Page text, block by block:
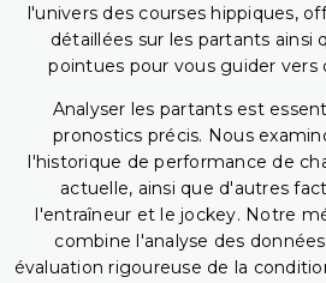
l'univers des courses hippiques,
détaillées sur les partants ainsi
pointues pour vous guider vers
Analyser les partants est
pronostics précis. Nous
l'historique de performance de
actuelle, ainsi que d'autres
l'entraîneur et le jockey. Notre
combine l'analyse des
évaluation rigoureuse de la